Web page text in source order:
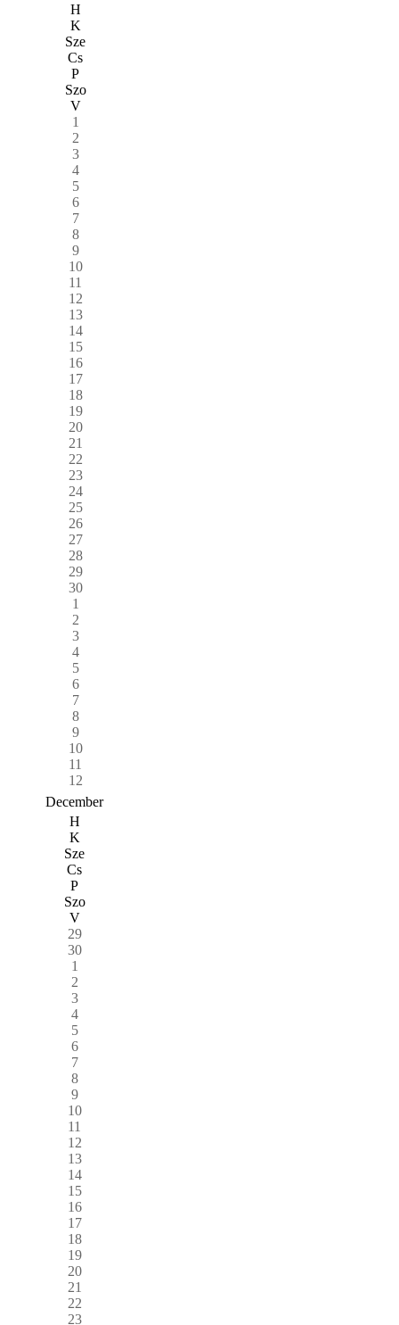
H
K
Sze
Cs
P
Szo
V
1
2
3
4
5
6
7
8
9
10
11
12
13
14
15
16
17
18
19
20
21
22
23
24
25
26
27
28
29
30
1
2
3
4
5
6
7
8
9
10
11
12
December
H
K
Sze
Cs
P
Szo
V
29
30
1
2
3
4
5
6
7
8
9
10
11
12
13
14
15
16
17
18
19
20
21
22
23